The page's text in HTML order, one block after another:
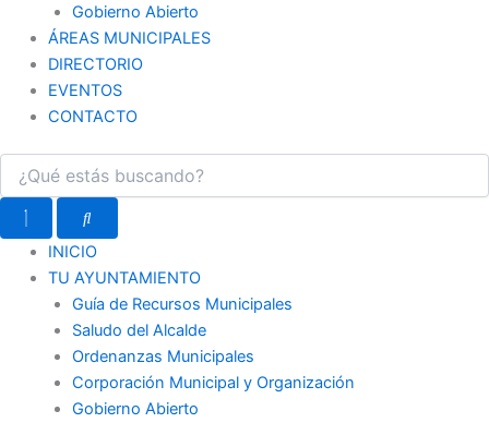
Gobierno Abierto
ÁREAS MUNICIPALES
DIRECTORIO
EVENTOS
CONTACTO
INICIO
TU AYUNTAMIENTO
Guía de Recursos Municipales
Saludo del Alcalde
Ordenanzas Municipales
Corporación Municipal y Organización
Gobierno Abierto